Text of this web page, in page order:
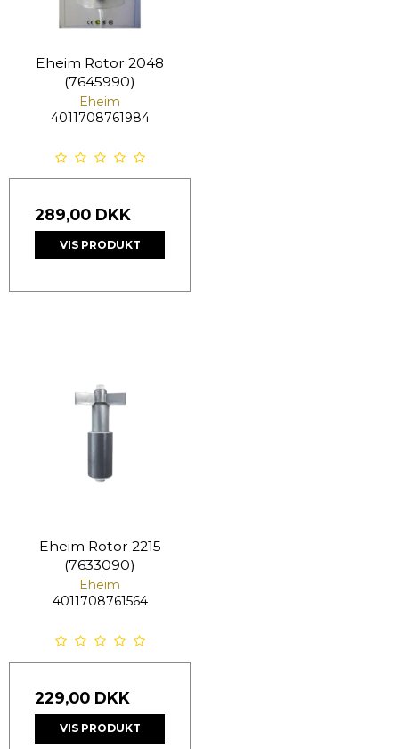
Eheim Rotor 2048
(7645990)
Eheim
4011708761984
289,00 DKK
VIS PRODUKT
Eheim Rotor 2215
(7633090)
Eheim
4011708761564
229,00 DKK
VIS PRODUKT